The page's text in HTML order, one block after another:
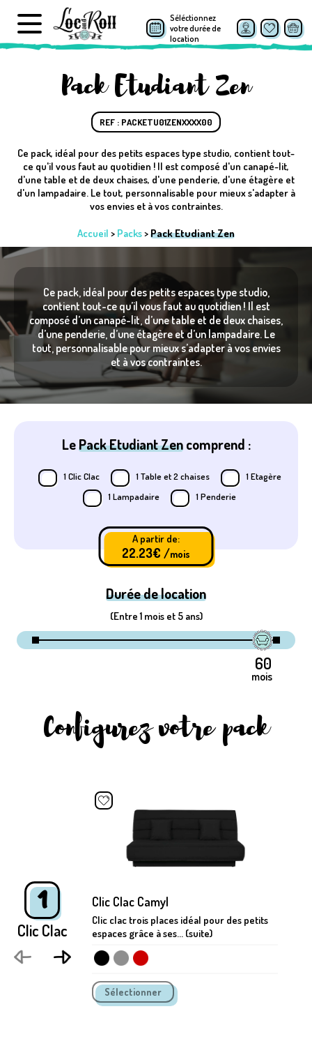
Séléctionnez
votre durée de
location
Pack Etudiant Zen
REF : PACKETU01ZENXXXX00
Ce pack, idéal pour des petits espaces type studio, contient tout-
ce qu'il vous faut au quotidien ! Il est composé d'un canapé-lit,
d'une table et de deux chaises, d'une penderie, d'une étagère et
d'un lampadaire. Le tout, personnalisable pour mieux s'adapter à
vos envies et à vos contraintes.
Accueil > Packs>Pack Etudiant Zen
Ce pack, idéal pour des petits espaces type studio,
contient tout-ce qu’il vous faut au quotidien ! Il est
composé d’un canapé-lit, d’une table et de deux chaises,
d’une penderie, d’une étagère et d’un lampadaire. Le
tout, personnalisable pour mieux s’adapter à vos envies
et à vos contraintes.
LePack Etudiant Zencomprend :
1 Clic Clac 1 Table et 2 chaises
1 Etagère
1 Lampadaire
1 Penderie
A partir de:
22.23€ /mois
Durée de location
(Entre 1 mois et 5 ans)
mois
Configurez votre pack
1
Clic Clac
Clic Clac Camyl
Clic clac trois places idéal pour des petits
espaces grâce à ses... (suite)